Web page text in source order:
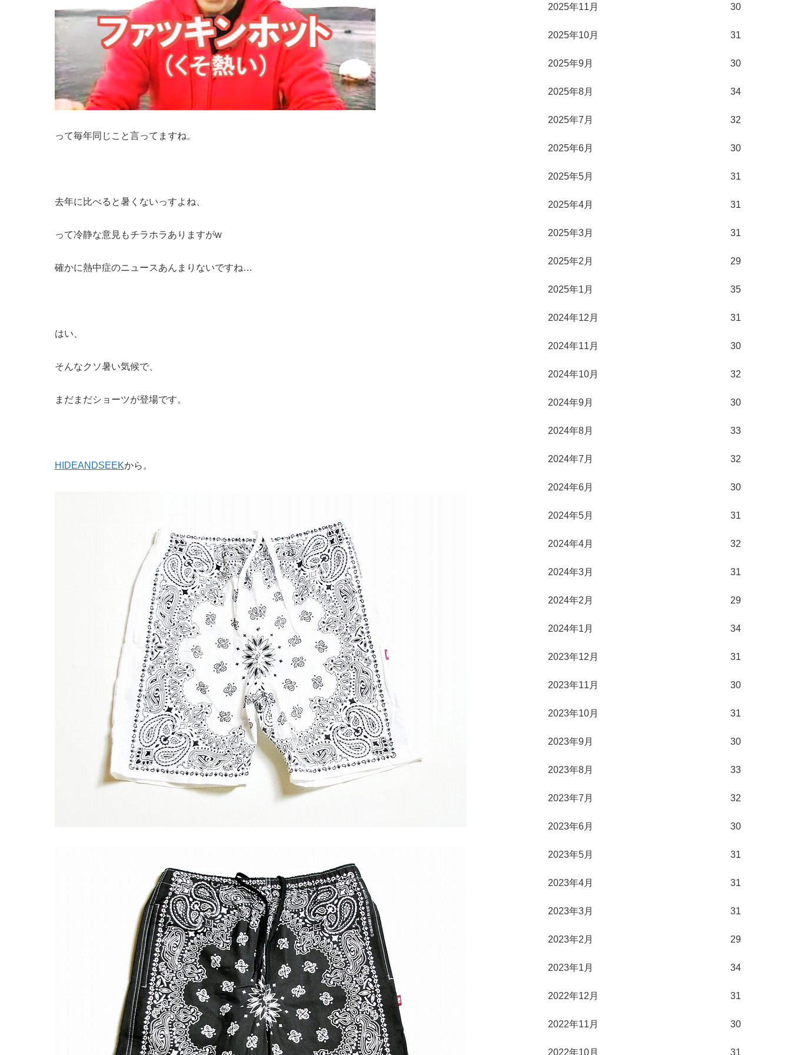
って毎年同じこと言ってますね。
去年に比べると暑くないっすよね、
って冷静な意見もチラホラありますがw
確かに熱中症のニュースあんまりないですね…
はい、
そんなクソ暑い気候で、
まだまだショーツが登場です。
HIDEANDSEEKから。
2025年11月 30
2025年10月 31
2025年9月 30
2025年8月 34
2025年7月 32
2025年6月 30
2025年5月 31
2025年4月 31
2025年3月 31
2025年2月 29
2025年1月 35
2024年12月 31
2024年11月 30
2024年10月 32
2024年9月 30
2024年8月 33
2024年7月 32
2024年6月 30
2024年5月 31
2024年4月 32
2024年3月 31
2024年2月 29
2024年1月 34
2023年12月 31
2023年11月 30
2023年10月 31
2023年9月 30
2023年8月 33
2023年7月 32
2023年6月 30
2023年5月 31
2023年4月 31
2023年3月 31
2023年2月 29
2023年1月 34
2022年12月 31
2022年11月 30
2022年10月 31